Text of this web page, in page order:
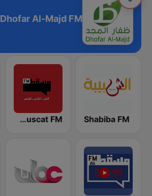
Dhofar Al-Majd FM
Shabiba FM Muscat FM (مسقط اف ام)